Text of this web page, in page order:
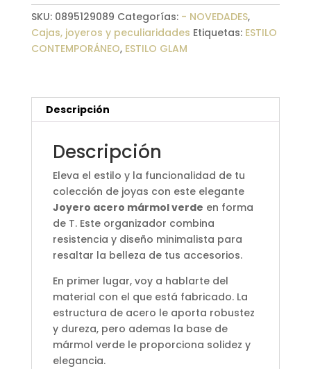
cantidad
SKU: 0895129089 Categorías: - NOVEDADES,
Cajas, joyeros y peculiaridades Etiquetas: ESTILO
CONTEMPORÁNEO, ESTILO GLAM
Descripción
Descripción
Eleva el estilo y la funcionalidad de tu
colección de joyas con este elegante
Joyero acero mármol verde en forma
de T. Este organizador combina
resistencia y diseño minimalista para
resaltar la belleza de tus accesorios.
En primer lugar, voy a hablarte del
material con el que está fabricado. La
estructura de acero le aporta robustez
y dureza, pero ademas la base de
mármol verde le proporciona solidez y
elegancia.